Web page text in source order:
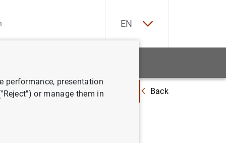
EN
de la pequeña y mediana empresa manufacturera española: 1983-
Back
la
performance, presentation
or manage them in